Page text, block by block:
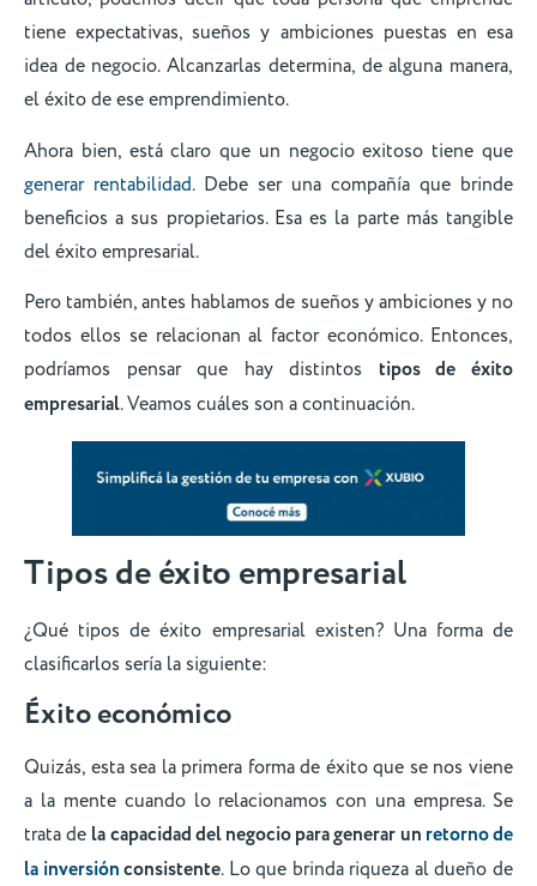
tiene expectativas, sueños y ambiciones puestas en esa
idea de negocio. Alcanzarlas determina, de alguna manera,
el éxito de ese emprendimiento.
Ahora bien, está claro que un negocio exitoso tiene que
generar rentabilidad. Debe ser una compañía que brinde
beneficios a sus propietarios. Esa es la parte más tangible
del éxito empresarial.
Pero también, antes hablamos de sueños y ambiciones y no
todos ellos se relacionan al factor económico. Entonces,
podríamos pensar que hay distintos tipos de éxito
empresarial. Veamos cuáles son a continuación.
Tipos de éxito empresarial
¿Qué tipos de éxito empresarial existen? Una forma de
clasificarlos sería la siguiente:
Éxito económico
Quizás, esta sea la primera forma de éxito que se nos viene
a la mente cuando lo relacionamos con una empresa. Se
trata de la capacidad del negocio para generar un retorno de
la inversiónconsistente. Lo que brinda riqueza al dueño de